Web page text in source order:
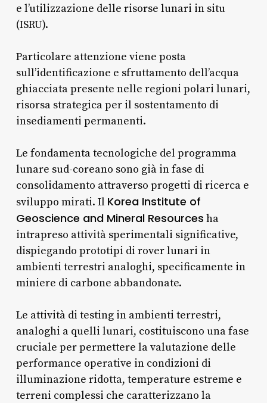
e l’utilizzazione delle risorse lunari in situ
(ISRU).
Particolare attenzione viene posta
sull’identificazione e sfruttamento dell’acqua
ghiacciata presente nelle regioni polari lunari,
risorsa strategica per il sostentamento di
insediamenti permanenti.
Le fondamenta tecnologiche del programma
lunare sud-coreano sono già in fase di
consolidamento attraverso progetti di ricerca e
sviluppo mirati. Il Korea Institute of
Geoscience and Mineral Resources ha
intrapreso attività sperimentali significative,
dispiegando prototipi di rover lunari in
ambienti terrestri analoghi, specificamente in
miniere di carbone abbandonate.
Le attività di testing in ambienti terrestri,
analoghi a quelli lunari, costituiscono una fase
cruciale per permettere la valutazione delle
performance operative in condizioni di
illuminazione ridotta, temperature estreme e
terreni complessi che caratterizzano la